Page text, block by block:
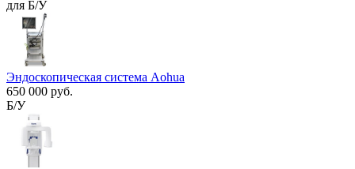
для Б/У
Эндоскопическая система Aohua
650 000 руб.
Б/У